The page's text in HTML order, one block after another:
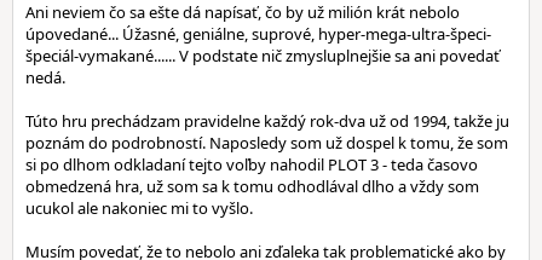
Ani neviem čo sa ešte dá napísať, čo by už milión krát nebolo
úpovedané... Úžasné, geniálne, suprové, hyper-mega-ultra-špeci-
špeciál-vymakané...... V podstate nič zmysluplnejšie sa ani povedať
nedá.
Túto hru prechádzam pravidelne každý rok-dva už od 1994, takže ju
poznám do podrobností. Naposledy som už dospel k tomu, že som
si po dlhom odkladaní tejto voľby nahodil PLOT 3 - teda časovo
obmedzená hra, už som sa k tomu odhodlával dlho a vždy som
ucukol ale nakoniec mi to vyšlo.
Musím povedať, že to nebolo ani zďaleka tak problematické ako by